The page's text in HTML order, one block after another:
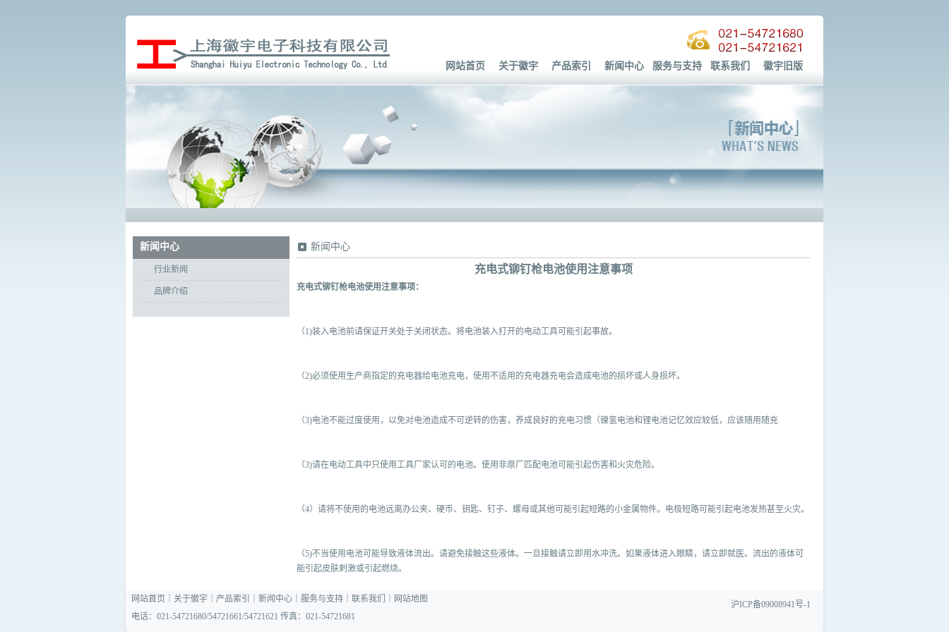
网站首页 关于徽宇 产品索引 新闻中心 服务与支持 联系我们 徽宇旧版
新闻中心
行业新闻
品牌介绍
新闻中心
充电式铆钉枪电池使用注意事项
充电式铆钉枪电池使用注意事项：
（1)装入电池前请保证开关处于关闭状态。将电池装入打开的电动工具可能引起事故。
（2)必须使用生产商指定的充电器给电池充电，使用不适用的充电器充电会造成电池的损坏或人身损坏。
（3)电池不能过度使用，以免对电池造成不可逆转的伤害，养成良好的充电习惯（镍氢电池和锂电池记忆效应较低，应该随用随充
（3)请在电动工具中只使用工具厂家认可的电池。使用非原厂匹配电池可能引起伤害和火灾危险。
（4）请将不使用的电池远离办公夹、硬币、钥匙、钉子、螺母或其他可能引起短路的小金属物件。电极短路可能引起电池发热甚至火灾。
（5)不当使用电池可能导致液体流出。请避免接触这些液体。一旦接触请立即用水冲洗。如果液体进入眼睛，请立即就医。流出的液体可
能引起皮肤刺激或引起燃烧。
网站首页 关于徽宇 产品索引 新闻中心 服务与支持 联系我们
网站地图
电话：021-54721680/54721661/54721621 传真：021-54721681
沪ICP备09008941号-1